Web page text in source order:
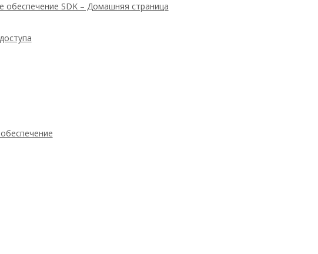
обеспечение SDK – Домашняя страница